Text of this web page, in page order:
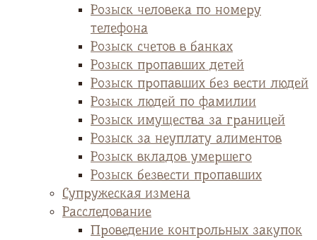
Розыск человека по номеру
телефона
Розыск счетов в банках
Розыск пропавших детей
Розыск пропавших без вести людей
Розыск людей по фамилии
Розыск имущества за границей
Розыск за неуплату алиментов
Розыск вкладов умершего
Розыск безвести пропавших
Супружеская измена
Расследование
Проведение контрольных закупок